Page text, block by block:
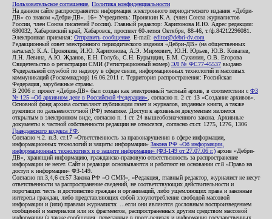
Пользовательское соглашение Политика конфиденциальности
На данном сайте распространяется информация электронного периодического издания «Дебри-
ДВ» со знаком «Дебри-ДВ». 16+ Учредитель: Пронякин К.А. (член Союза журналистов
России, член Союза писателей России). Главный редактор: Харитонова И.Ю. Адрес редакции:
680032, Хабаровский край, Хабаровск, проспект 60-летия Октября, 88-46, т./ф.84212296081.
Электронная приемная: Отправить сообщение . E-mail: editor@debri-dv.com
Редакционный совет электронного периодического издания «Дебри-ДВ» (на общественных
началах): К.А. Пронякин, И.Ю. Харитонова, А.Э. Мирмович, Ю.Н. Юрьев, Ю.В. Ковалев,
Л.Н. Левина, А.Ю. Жданов, Е.Н. Голубь, С.Н. Бурындин, Б.М. Сухинин, О.В. Егорова
Свидетельство о регистрации СМИ (Регистрационный номер) ЭЛ № ФС77-45537 выдано
Федеральной службой по надзору в сфере связи, информационных технологий и массовых
коммуникаций (Роскомнадзор) 16.06.2011 г. Территория распространения: Российская
Федерация, зарубежные страны.
В 2006 г. проект «Дебри-ДВ» был создан как электронный частный архив, в соответствии с ФЗ
№ 125 «Об архивном деле в Российской Федерации» , согласно п. 2 ст. 13 «Создание архивов».
Основной фонд архива составляют публикации газет и журналов, изданные книги, а также
рукописи по дальневосточной (РФ) тематике. Доступ к архивным документам является
открытым в электронном виде, согласно п. 1 ст. 24 вышеобозначенного закона. Архивные
документы к частной собственности редакции не относятся, согласно ст.ст. 1275, 1276, 1306
Гражданского кодекса РФ
Согласно ч.2. п.3. ст.17 «Ответственность за правонарушения в сфере информации,
информационных технологий и защиты информации» Закона РФ «Об информации,
информационных технологиях и о защите информации» (ФЗ-149 от 27.07.06 г.) архив «Дебри-
ДВ», хранящий информацию, гражданско-правовую ответственность за распространение
информации не несет. Сайт и редакция основываются и работают на основании ст.8 «Право на
доступ к информации» ФЗ-149.
Согласно пп.3,4,6 ст.57 Закона РФ «О СМИ», «Редакция, главный редактор, журналист не несут
ответственности за распространение сведений, не соответствующих действительности и
порочащих честь и достоинство граждан и организаций, либо ущемляющих права и законные
интересы граждан, либо представляющих собой злоупотребление свободой массовой
информации и (или) правами журналиста: ...если они являются дословным воспроизведением
сообщений и материалов или их фрагментов, распространенных другим средством массовой
информации (а также сообщения, переданные в пресс-релизах и информация государственных,